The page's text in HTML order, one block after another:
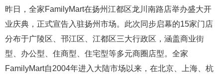
昨日，全家FamilyMart在扬州江都区龙川南路店举办盛大开
业庆典，正式宣告入驻扬州市场。此次同步启幕的15家门店
分布于广陵区、邗江区、江都区三大行政区，涵盖商业街
型、办公型、住商型、住宅型等多元商圈店型。全家
FamilyMart自2004年进入大陆市场以来，在北京、上海、杭